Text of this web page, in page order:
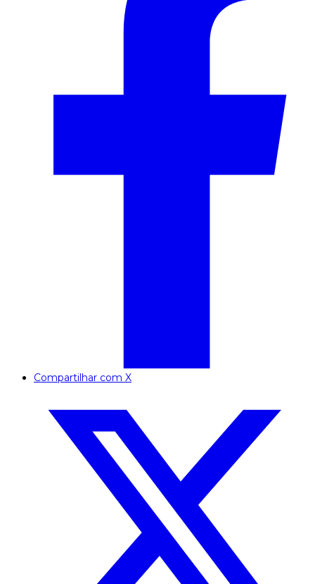
Compartilhar com X